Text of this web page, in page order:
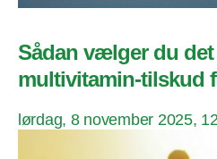
Sådan vælger du
multivitamin-tilskud
lørdag, 8 november 2025,